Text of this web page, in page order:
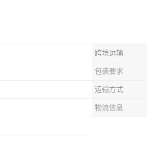
跨境运输
包装要求
运输方式
物流信息